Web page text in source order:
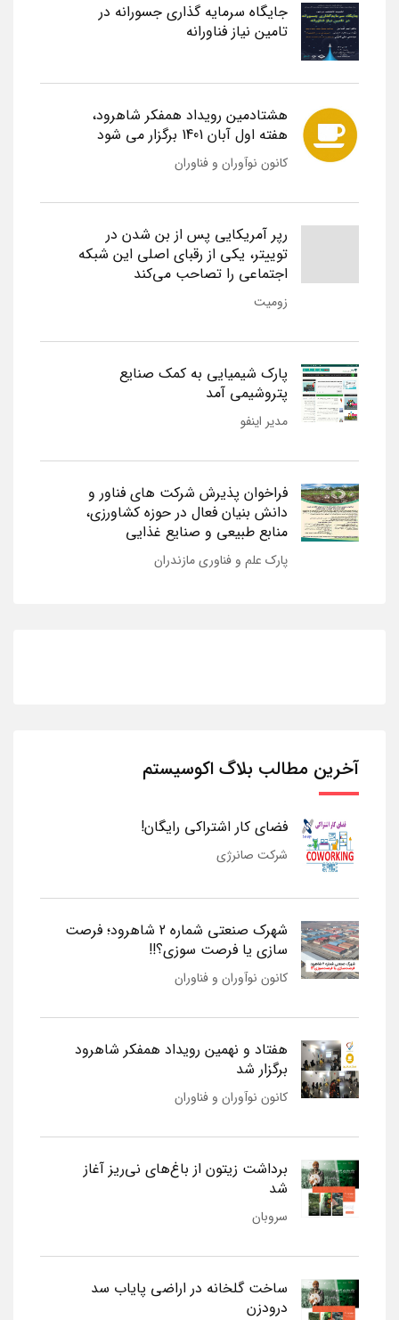
جایگاه سرمایه گذاری جسورانه در
تامین نیاز فناورانه
هشتادمین رویداد همفکر شاهرود،
هفته اول آبان 1401 برگزار می شود
کانون نوآوران و فناوران
رپر آمریکایی پس از بن شدن در
توییتر، یکی از رقبای اصلی این شبکه
اجتماعی را تصاحب می‌کند
زومیت
پارک شیمیایی به کمک صنایع
پتروشیمی آمد
مدیر اینفو
فراخوان پذیرش شرکت های فناور و
دانش بنیان فعال در حوزه کشاورزی،
منابع طبیعی و صنایع غذایی
پارک علم و فناوری مازندران
آخرین مطالب بلاگ اکوسیستم
فضای کار اشتراکی رایگان!
شرکت صانرژی
شهرک صنعتی شماره 2 شاهرود؛ فرصت
سازی یا فرصت سوزی؟!!
کانون نوآوران و فناوران
هفتاد و نهمین رویداد همفکر شاهرود
برگزار شد
کانون نوآوران و فناوران
برداشت زیتون از باغ‌های نی‌ریز آغاز
شد
سروبان
ساخت گلخانه در اراضی پایاب سد
درودزن